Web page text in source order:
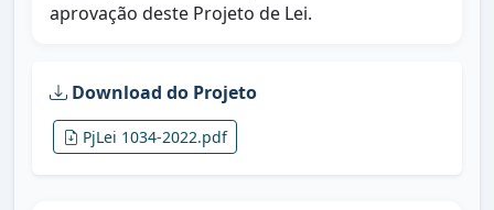
aprovação deste Projeto de Lei.
Download do Projeto
PjLei 1034-2022.pdf